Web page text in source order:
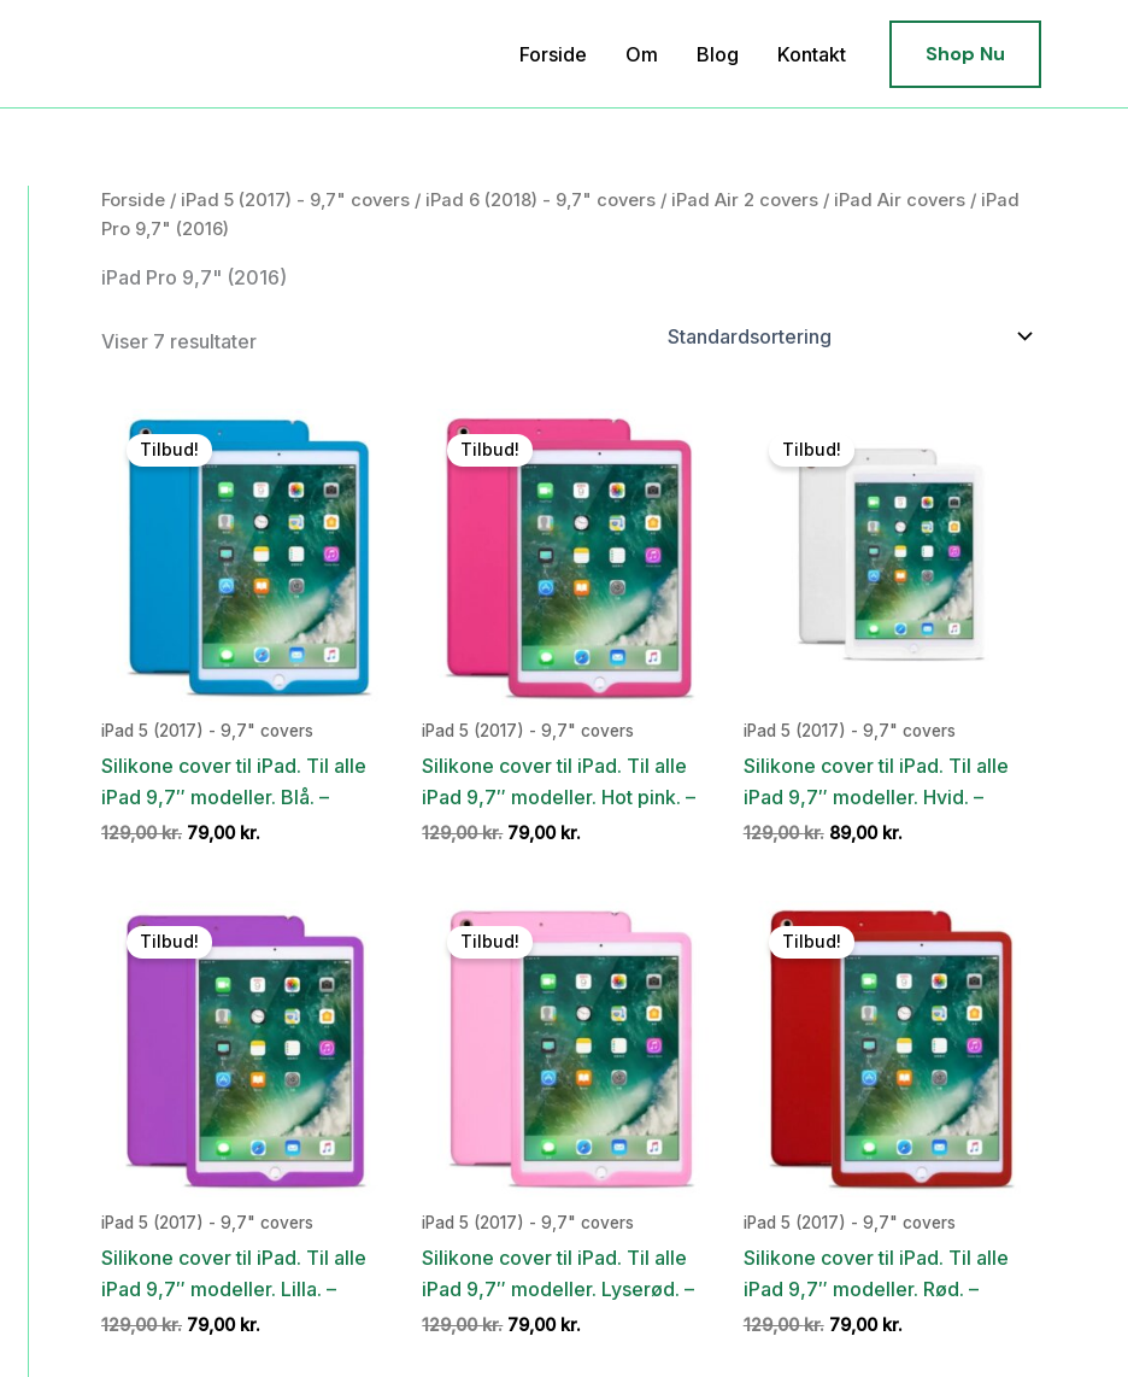
Forside Om Blog Kontakt Shop Nu
Forside / iPad 5 (2017) - 9,7" covers / iPad 6 (2018) - 9,7" covers / iPad Air 2 covers / iPad Air covers / iPad
Pro 9,7" (2016)
iPad Pro 9,7" (2016)
Viser 7 resultater
Tilbud!
iPad 5 (2017) - 9,7" covers
Silikone cover til iPad. Til alle
iPad 9,7″ modeller. Blå. –
129,00kr. Den
129,00 kr..
79,00 kr.
79,00 kr..
Tilbud!
iPad 5 (2017) - 9,7" covers
Silikone cover til iPad. Til alle
iPad 9,7″ modeller. Hot pink. –
129,00kr. Den
129,00 kr..
79,00 kr.
79,00 kr..
Tilbud!
iPad 5 (2017) - 9,7" covers
Silikone cover til iPad. Til alle
iPad 9,7″ modeller. Hvid. –
129,00kr. Den
129,00 kr..
89,00 kr.Den
89,00 kr..
Tilbud!
iPad 5 (2017) - 9,7" covers
Silikone cover til iPad. Til alle
iPad 9,7″ modeller. Lilla. –
129,00kr. Den
79,00 kr.
Tilbud!
iPad 5 (2017) - 9,7" covers
Silikone cover til iPad. Til alle
iPad 9,7″ modeller. Lyserød. –
129,00kr. Den
79,00 kr.
Tilbud!
iPad 5 (2017) - 9,7" covers
Silikone cover til iPad. Til alle
iPad 9,7″ modeller. Rød. –
129,00kr. Den
79,00 kr.Den